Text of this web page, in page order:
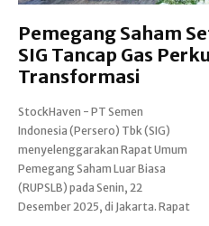
Pemegang Saham
SIG Tancap Gas
Transformasi
StockHaven - PT Semen
Indonesia (Persero) Tbk (SIG)
menyelenggarakan Rapat Umum
Pemegang Saham Luar Biasa
(RUPSLB) pada Senin, 22
Desember 2025, di Jakarta. Rapat
tersebut membahas dua mata
acara utama, yakni persetujuan
perubahan Anggaran Dasar
Perseroan serta pendelegasian
kewenangan persetujuan